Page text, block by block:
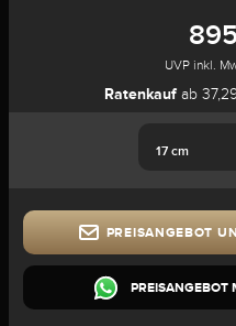
UVP inkl.
Ratenkauf ab
17 cm
PREISANGEBOT
PREISANGEBOT